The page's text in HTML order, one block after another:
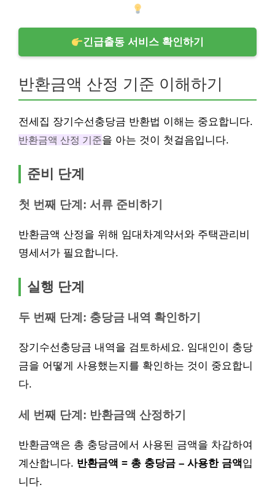
긴급출동 서비스 확인하기
반환금액 산정 기준 이해하기
전세집 장기수선충당금 반환법 이해는 중요합니다.
반환금액 산정 기준을 아는 것이 첫걸음입니다.
준비 단계
첫 번째 단계: 서류 준비하기
반환금액 산정을 위해 임대차계약서와 주택관리비
명세서가 필요합니다.
실행 단계
두 번째 단계: 충당금 내역 확인하기
장기수선충당금 내역을 검토하세요. 임대인이 충당
금을 어떻게 사용했는지를 확인하는 것이 중요합니
다.
세 번째 단계: 반환금액 산정하기
반환금액은 총 충당금에서 사용된 금액을 차감하여
계산합니다. 반환금액 = 총 충당금 – 사용한 금액입
니다.